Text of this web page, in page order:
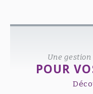
Une
POUR